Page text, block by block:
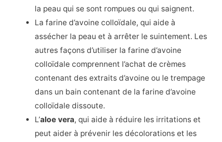
la peau qui se sont rompues ou qui saignent.
La farine d’avoine colloïdale, qui aide à
assécher la peau et à arrêter le suintement. Les
autres façons d’utiliser la farine d’avoine
colloïdale comprennent l’achat de crèmes
contenant des extraits d’avoine ou le trempage
dans un bain contenant de la farine d’avoine
colloïdale dissoute.
L’aloe vera, qui aide à réduire les irritations et
peut aider à prévenir les décolorations et les